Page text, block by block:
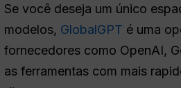
Se você deseja um único
modelos, GlobalGPT é uma
fornecedores como OpenAI,
as ferramentas com mais